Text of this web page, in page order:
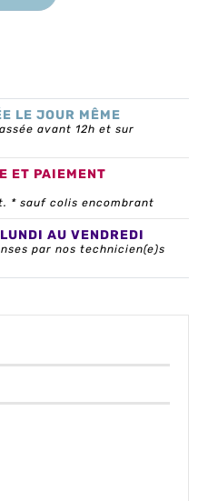
LE JOUR MÊME
avant 12h et sur
ET PAIEMENT
* sauf colis encombrant
AU VENDREDI
par nos technicien(e)s